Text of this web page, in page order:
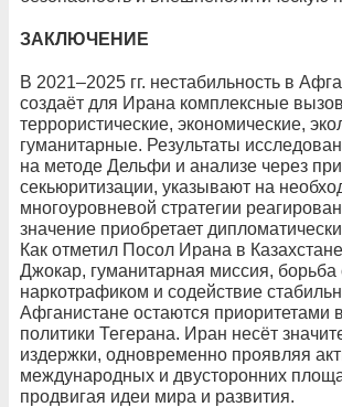
ЗАКЛЮЧЕНИЕ
В 2021–2025 гг. нестабильность в
создаёт для Ирана комплексные
террористические, экономические,
гуманитарные. Результаты
на методе Дельфи и анализе через
секьюритизации, указывают на
многоуровневой стратегии
значение приобретает
Как отметил Посол Ирана в
Джокар, гуманитарная миссия, борьба
наркотрафиком и содействие
Афганистане остаются приоритетами
политики Тегерана. Иран несёт
издержки, одновременно проявляя
международных и двусторонних
продвигая идеи мира и развития.